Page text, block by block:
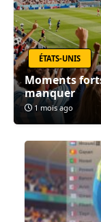
ÉTATS-UNIS
Moments
manquer
1 mois ago